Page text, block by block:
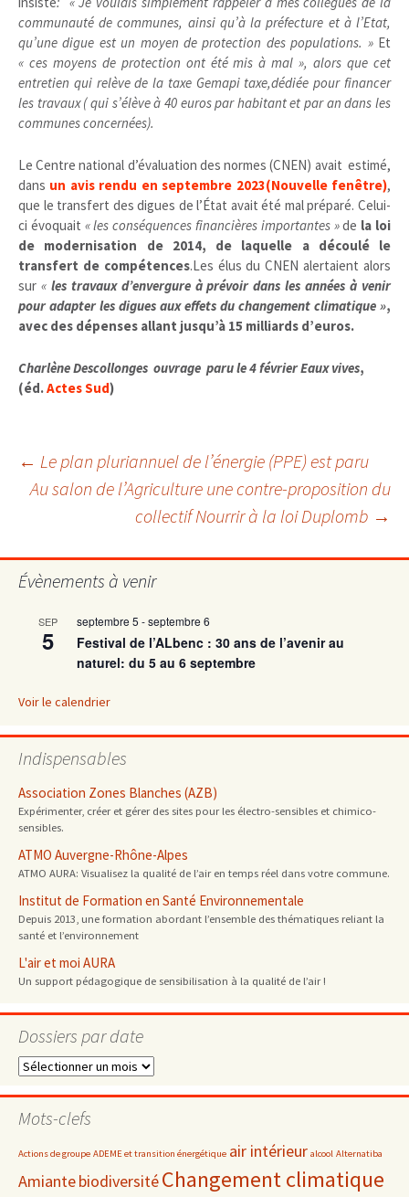
communauté de communes, ainsi qu’à la préfecture et à l’Etat,
qu’une digue est un moyen de protection des populations. » Et
« ces moyens de protection ont été mis à mal », alors que cet
entretien qui relève de la taxe Gemapi taxe,dédiée pour financer
les travaux ( qui s’élève à 40 euros par habitant et par an dans les
communes concernées).
Le Centre national d’évaluation des normes (CNEN) avait estimé,
dans un avis rendu en septembre 2023(Nouvelle fenêtre),
que le transfert des digues de l’État avait été mal préparé. Celui-
ci évoquait « les conséquences financières importantes »de la loi
de modernisation de 2014, de laquelle a découlé le
transfert de compétences.Les élus du CNEN alertaient alors
sur « les travaux d’envergure à prévoir dans les années à venir
pour adapter les digues aux effets du changement climatique »,
avec des dépenses allant jusqu’à 15 milliards d’euros.
Charlène Descollonges ouvrage paru le 4 février Eaux vives,
(éd.Actes Sud)
Navigation
articles
← Le plan pluriannuel de l’énergie (PPE) est paru
Au salon de l’Agriculture une contre-proposition du
collectif Nourrir à la loi Duplomb →
Évènements à venir
SEP
5
septembre 5 -septembre 6
Festival de l’ALbenc : 30 ans de l’avenir au
naturel: du 5 au 6 septembre
Voir le calendrier
Indispensables
Association Zones Blanches (AZB)
Expérimenter, créer et gérer des sites pour les électro-sensibles et chimico-
sensibles.
ATMO Auvergne-Rhône-Alpes
ATMO AURA: Visualisez la qualité de l’air en temps réel dans votre commune.
Institut de Formation en Santé Environnementale
Depuis 2013, une formation abordant l’ensemble des thématiques reliant la
santé et l’environnement
L'air et moi AURA
Un support pédagogique de sensibilisation à la qualité de l’air !
Dossiers par date
Dossiers
date
Mots-clefs
Actions de groupe ADEME et transition énergétique air intérieur alcool Alternatiba
AmiantebiodiversitéChangement climatique